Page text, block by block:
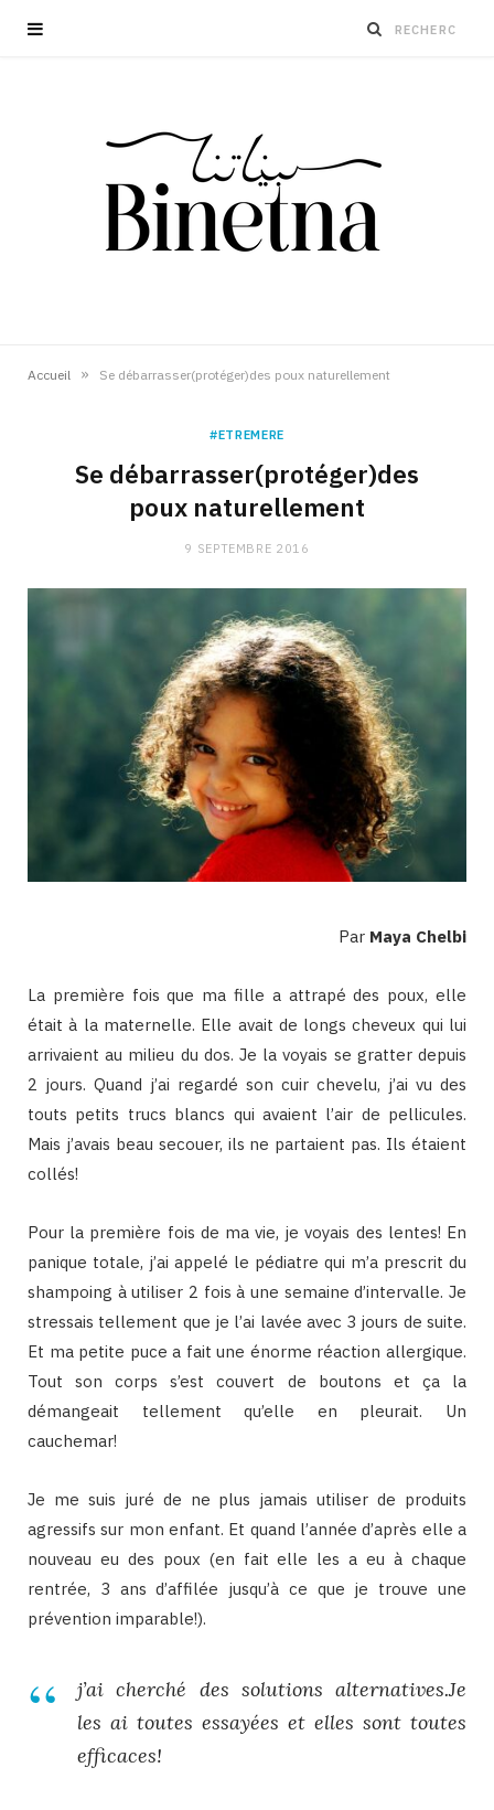
Accueil » Se débarrasser(protéger)des poux naturellement
#ETREMERE
Se débarrasser(protéger)des
poux naturellement
9 SEPTEMBRE 2016
Par Maya Chelbi
La première fois que ma fille a attrapé des poux, elle
était à la maternelle. Elle avait de longs cheveux qui lui
arrivaient au milieu du dos. Je la voyais se gratter depuis
2 jours. Quand j’ai regardé son cuir chevelu, j’ai vu des
touts petits trucs blancs qui avaient l’air de pellicules.
Mais j’avais beau secouer, ils ne partaient pas. Ils étaient
collés!
Pour la première fois de ma vie, je voyais des lentes! En
panique totale, j’ai appelé le pédiatre qui m’a prescrit du
shampoing à utiliser 2 fois à une semaine d’intervalle. Je
stressais tellement que je l’ai lavée avec 3 jours de suite.
Et ma petite puce a fait une énorme réaction allergique.
Tout son corps s’est couvert de boutons et ça la
démangeait tellement qu’elle en pleurait. Un
cauchemar!
Je me suis juré de ne plus jamais utiliser de produits
agressifs sur mon enfant. Et quand l’année d’après elle a
nouveau eu des poux (en fait elle les a eu à chaque
rentrée, 3 ans d’affilée jusqu’à ce que je trouve une
prévention imparable!).
j’ai cherché des solutions alternatives.Je
les ai toutes essayées et elles sont toutes
efficaces!